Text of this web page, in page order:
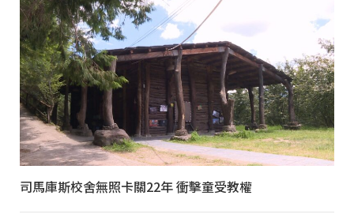
司馬庫斯校舍無照卡關22年 衝擊童受教權